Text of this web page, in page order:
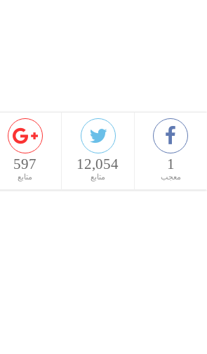
1
معجب
12,054
متابع
597
متابع